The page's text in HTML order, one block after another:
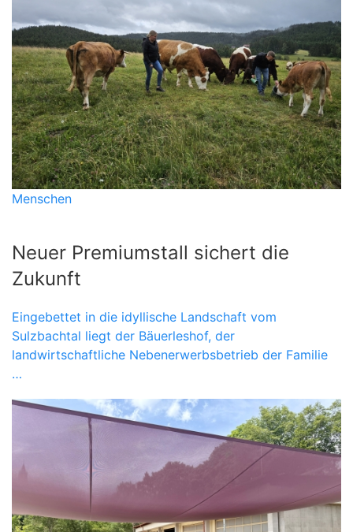
Menschen
Neuer Premiumstall sichert die
Zukunft
Eingebettet in die idyllische Landschaft vom
Sulzbachtal liegt der Bäuerleshof, der
landwirtschaftliche Nebenerwerbsbetrieb der Familie
…